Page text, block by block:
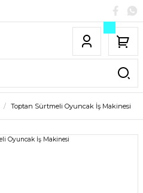
Toptan Sürtmeli Oyuncak İş Makinesi